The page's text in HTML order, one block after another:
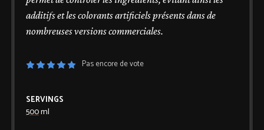
additifs et les colorants artificiels présents dans de
nombreuses versions commerciales.
Pas encore de vote
SERVINGS
500ml